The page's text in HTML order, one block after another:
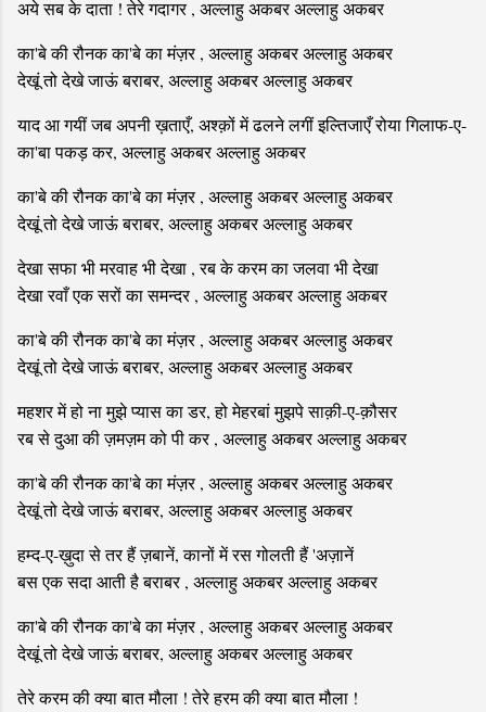
अये सब के दाता ! तेरे गदागर , अल्लाहु अकबर अल्लाहु अकबर
का'बे की रौनक का'बे का मंज़र , अल्लाहु अकबर अल्लाहु अकबर
देखूं तो देखे जाऊं बराबर, अल्लाहु अकबर अल्लाहु अकबर
याद आ गयीं जब अपनी ख़ताएँ, अश्क़ों में ढलने लगीं इल्तिजाएँ रोया गिलाफ-ए-
का'बा पकड़ कर, अल्लाहु अकबर अल्लाहु अकबर
का'बे की रौनक का'बे का मंज़र , अल्लाहु अकबर अल्लाहु अकबर
देखूं तो देखे जाऊं बराबर, अल्लाहु अकबर अल्लाहु अकबर
देखा सफा भी मरवाह भी देखा , रब के करम का जलवा भी देखा
देखा रवाँ एक सरों का समन्दर , अल्लाहु अकबर अल्लाहु अकबर
का'बे की रौनक का'बे का मंज़र , अल्लाहु अकबर अल्लाहु अकबर
देखूं तो देखे जाऊं बराबर, अल्लाहु अकबर अल्लाहु अकबर
महशर में हो ना मुझे प्यास का डर, हो मेहरबां मुझपे साक़ी-ए-क़ौसर
रब से दुआ की ज़मज़म को पी कर , अल्लाहु अकबर अल्लाहु अकबर
का'बे की रौनक का'बे का मंज़र , अल्लाहु अकबर अल्लाहु अकबर
देखूं तो देखे जाऊं बराबर, अल्लाहु अकबर अल्लाहु अकबर
हम्द-ए-ख़ुदा से तर हैं ज़बानें, कानों में रस गोलती हैं 'अज़ानें
बस एक सदा आती है बराबर , अल्लाहु अकबर अल्लाहु अकबर
का'बे की रौनक का'बे का मंज़र , अल्लाहु अकबर अल्लाहु अकबर
देखूं तो देखे जाऊं बराबर, अल्लाहु अकबर अल्लाहु अकबर
तेरे करम की क्या बात मौला ! तेरे हरम की क्या बात मौला !